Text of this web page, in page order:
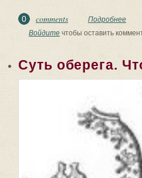
0 comments Подробнее
Войдитечтобы оставить
Суть оберега.